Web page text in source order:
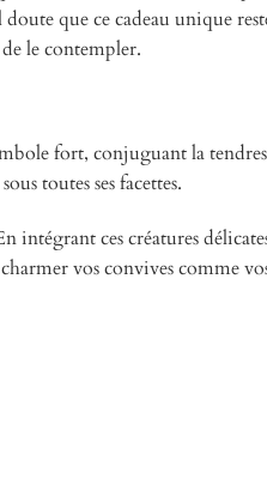
que ce cadeau unique
le contempler.
fort, conjuguant la
toutes ses facettes.
intégrant ces créatures
vos convives comme